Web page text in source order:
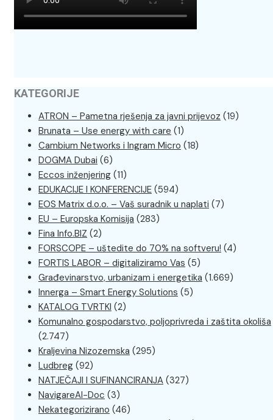
KATEGORIJE
ATRON – Pametna rješenja za javni prijevoz (19)
Brunata – Use energy with care (1)
Cambium Networks i Ingram Micro (18)
DOGMA Dubai (6)
Eccos inženjering (11)
EDUKACIJE I KONFERENCIJE (594)
EOS Matrix d.o.o. – Vaš suradnik u naplati (7)
EU – Europska Komisija (283)
Fina Info.BIZ (2)
FORSCOPE – uštedite do 70% na softveru! (4)
FORTIS LABOR – digitaliziramo Vas (5)
Građevinarstvo, urbanizam i energetika (1.669)
Innerga – Smart Energy Solutions (5)
KATALOG TVRTKI (2)
Komunalno gospodarstvo, poljoprivreda i zaštita okoliša
(2.747)
Kraljevina Nizozemska (295)
Ludbreg (92)
NATJEČAJI I SUFINANCIRANJA (327)
NavigareAI-Doc (3)
Nekategorizirano (46)